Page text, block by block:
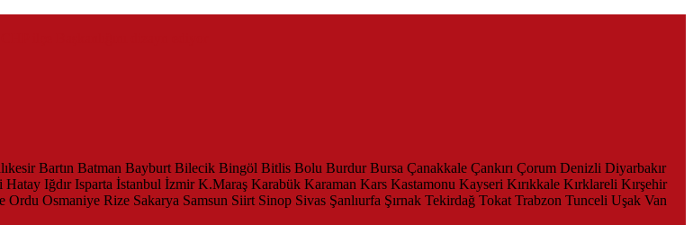
Bartın Batman Bayburt Bilecik Bingöl Bitlis Bolu Burdur Bursa Çanakkale Çankırı Çorum Denizli Diyarbakır
Hatay Iğdır Isparta İstanbul İzmir K.Maraş Karabük Karaman Kars Kastamonu Kayseri Kırıkkale Kırklareli Kırşehir
Ordu Osmaniye Rize Sakarya Samsun Siirt Sinop Sivas Şanlıurfa Şırnak Tekirdağ Tokat Trabzon Tunceli Uşak Van